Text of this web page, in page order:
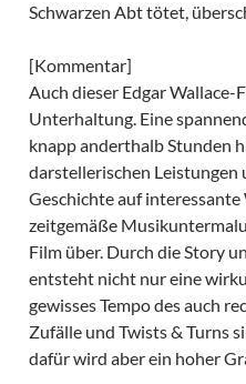
Schwarzen Abt tötet,
[Kommentar]
Auch dieser Edgar
Unterhaltung. Eine
knapp anderthalb Stunden
darstellerischen
Geschichte auf interessante
zeitgemäße
Film über. Durch die Story
entsteht nicht nur eine
gewisses Tempo des auch
Zufälle und Twists & Turns
dafür wird aber ein hoher